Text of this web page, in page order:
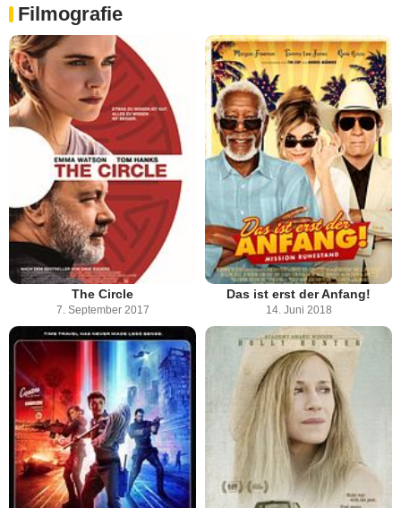
Filmografie
The Circle
7. September 2017
Das ist erst der Anfang!
14. Juni 2018